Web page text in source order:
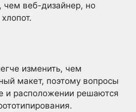
чем веб-дизайнер, но
изменить, чем
макет, поэтому вопросы
и расположении решаются